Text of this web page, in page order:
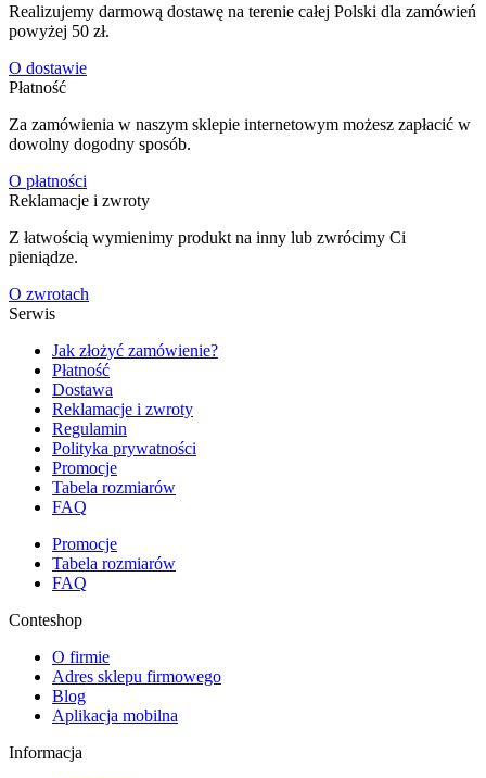
Realizujemy darmową dostawę na terenie całej Polski dla zamówień
powyżej 50 zł.
O dostawie
Płatność
Za zamówienia w naszym sklepie internetowym możesz zapłacić w
dowolny dogodny sposób.
O płatności
Reklamacje i zwroty
Z łatwością wymienimy produkt na inny lub zwrócimy Ci
pieniądze.
O zwrotach
Serwis
Jak złożyć zamówienie?
Płatność
Dostawa
Reklamacje i zwroty
Regulamin
Polityka prywatności
Promocje
Tabela rozmiarów
FAQ
Promocje
Tabela rozmiarów
FAQ
Conteshop
O firmie
Adres sklepu firmowego
Blog
Aplikacja mobilna
Informacja